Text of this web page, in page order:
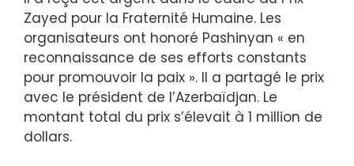
Zayed pour la Fraternité Humaine. Les
organisateurs ont honoré Pashinyan « en
reconnaissance de ses efforts constants
pour promouvoir la paix ». Il a partagé le prix
avec le président de l’Azerbaïdjan. Le
montant total du prix s’élevait à 1 million de
dollars.